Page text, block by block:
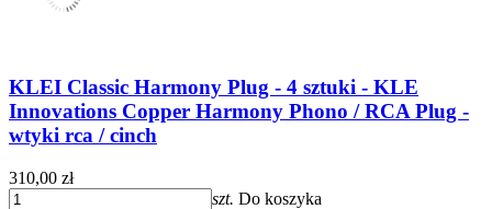
KLEI Classic Harmony Plug - 4 sztuki - KLE
Innovations Copper Harmony Phono / RCA Plug -
wtyki rca / cinch
310,00 zł
szt. Do koszyka